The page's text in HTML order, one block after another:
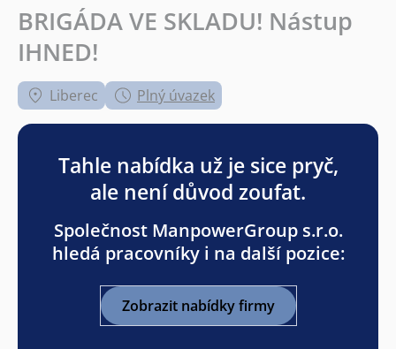
BRIGÁDA VE SKLADU! Nástup
IHNED!
Liberec Plný úvazek
Tahle nabídka už je sice pryč,
ale není důvod zoufat.
Společnost ManpowerGroup s.r.o.
hledá pracovníky i na další pozice:
Zobrazit nabídky firmy